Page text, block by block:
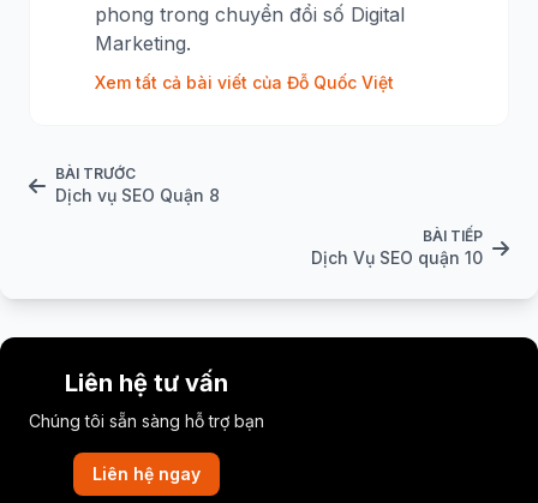
phong trong chuyển đổi số Digital
Marketing.
Xem tất cả bài viết của Đỗ Quốc Việt
BÀI TRƯỚC
Dịch vụ SEO Quận 8
BÀI TIẾP
Dịch Vụ SEO quận 10
Liên hệ tư vấn
Chúng tôi sẵn sàng hỗ trợ bạn
Liên hệ ngay